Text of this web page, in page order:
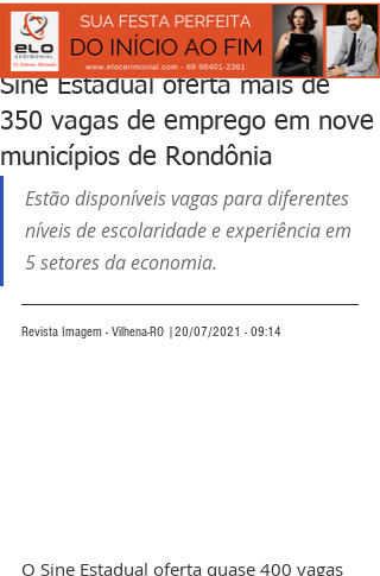
Sine Estadual oferta mais de
350 vagas de emprego em nove
municípios de Rondônia
Estão disponíveis vagas para diferentes
níveis de escolaridade e experiência em
5 setores da economia.
Revista Imagem - Vilhena-RO |20/07/2021 - 09:14
O Sine Estadual oferta quase 400 vagas